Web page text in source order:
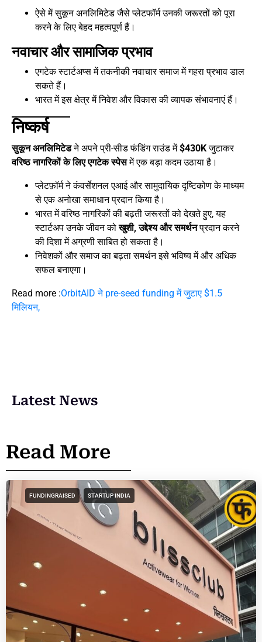
ऐसे में सुकून अनलिमिटेड जैसे प्लेटफॉर्म उनकी जरूरतों को पूरा
करने के लिए बेहद महत्वपूर्ण हैं।
नवाचार और सामाजिक प्रभाव
एगटेक स्टार्टअप्स में तकनीकी नवाचार समाज में गहरा प्रभाव डाल
सकते हैं।
भारत में इस क्षेत्र में निवेश और विकास की व्यापक संभावनाएं हैं।
निष्कर्ष
सुकून अनलिमिटेडने अपने प्री-सीड फंडिंग राउंड में$430Kजुटाकर
वरिष्ठ नागरिकों के लिए एगटेक स्पेसमें एक बड़ा कदम उठाया है।
प्लेटफ़ॉर्म ने कंवर्सेशनल एआई और सामुदायिक दृष्टिकोण के माध्यम
से एक अनोखा समाधान प्रदान किया है।
भारत में वरिष्ठ नागरिकों की बढ़ती जरूरतों को देखते हुए, यह
स्टार्टअप उनके जीवन कोखुशी, उद्देश्य और समर्थनप्रदान करने
की दिशा में अग्रणी साबित हो सकता है।
निवेशकों और समाज का बढ़ता समर्थन इसे भविष्य में और अधिक
सफल बनाएगा।
Read more :OrbitAID ने pre-seed funding में जुटाए $1.5
मिलियन,
Latest News
Read More
FUNDINGRAISED STARTUP INDIA